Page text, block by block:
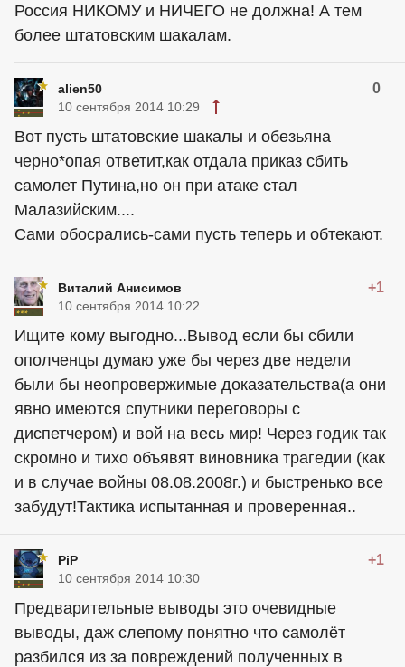
Россия НИКОМУ и НИЧЕГО не должна! А тем
более штатовским шакалам.
alien50 0
10 сентября 2014 10:29
Вот пусть штатовские шакалы и обезьяна
черно*опая ответит,как отдала приказ сбить
самолет Путина,но он при атаке стал
Малазийским....
Сами обосрались-сами пусть теперь и обтекают.
Виталий Анисимов +1
10 сентября 2014 10:22
Ищите кому выгодно...Вывод если бы сбили
ополченцы думаю уже бы через две недели
были бы неопровержимые доказательства(а они
явно имеются спутники переговоры с
диспетчером) и вой на весь мир! Через годик так
скромно и тихо объявят виновника трагедии (как
и в случае войны 08.08.2008г.) и быстренько все
забудут!Тактика испытанная и проверенная..
PiP +1
10 сентября 2014 10:30
Предварительные выводы это очевидные
выводы, даж слепому понятно что самолёт
разбился из за повреждений полученных в